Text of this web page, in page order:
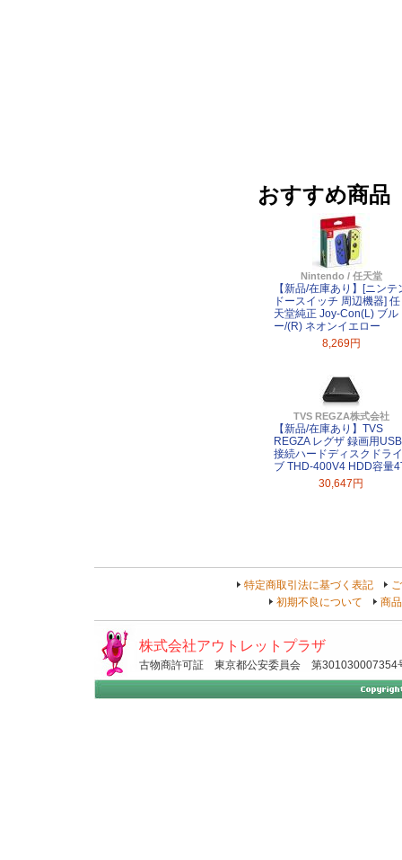
おすすめ商品
Nintendo / 任天堂
【新品/在庫あり】[ニンテ
ドースイッチ 周辺機器] 任
天堂純正 Joy-Con(L) ブル
ー/(R) ネオンイエロー
8,269円
TVS REGZA株式会社
【新品/在庫あり】TVS
REGZA レグザ 録画用USB
接続ハードディスクドライ
ブ THD-400V4 HDD容量
30,647円
特定商取引法に基づく表記
初期不良について
商
株式会社アウトレットプラザ
古物商許可証 東京都公安委員会 第301030007354